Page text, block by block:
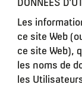
DONNÉES
Les
ce site Web
ce site Web),
les noms de
les